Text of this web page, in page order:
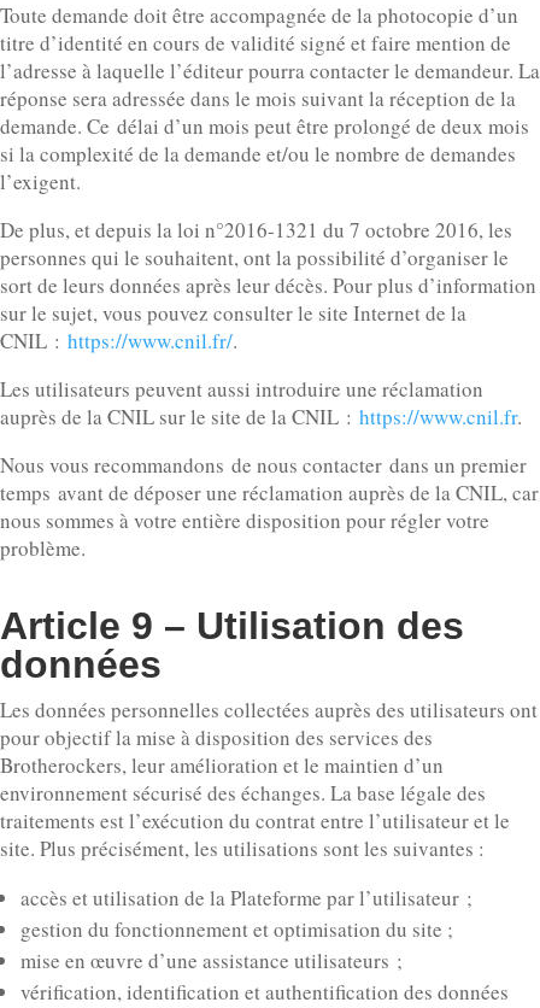
Toute demande doit être accompagnée de la photocopie d’un
titre d’identité en cours de validité signé et faire mention de
l’adresse à laquelle l’éditeur pourra contacter le demandeur. La
réponse sera adressée dans le mois suivant la réception de la
demande. Ce délai d’un mois peut être prolongé de deux mois
si la complexité de la demande et/ou le nombre de demandes
l’exigent.
De plus, et depuis la loi n°2016-1321 du 7 octobre 2016, les
personnes qui le souhaitent, ont la possibilité d’organiser le
sort de leurs données après leur décès. Pour plus d’information
sur le sujet, vous pouvez consulter le site Internet de la
CNIL : https://www.cnil.fr/.
Les utilisateurs peuvent aussi introduire une réclamation
auprès de la CNIL sur le site de la CNIL : https://www.cnil.fr.
Nous vous recommandons de nous contacter dans un premier
temps avant de déposer une réclamation auprès de la CNIL, car
nous sommes à votre entière disposition pour régler votre
problème.
Article 9 – Utilisation des
données
Les données personnelles collectées auprès des utilisateurs ont
pour objectif la mise à disposition des services des
Brotherockers, leur amélioration et le maintien d’un
environnement sécurisé des échanges. La base légale des
traitements est l’exécution du contrat entre l’utilisateur et le
site. Plus précisément, les utilisations sont les suivantes :
accès et utilisation de la Plateforme par l’utilisateur ;
gestion du fonctionnement et optimisation du site ;
mise en œuvre d’une assistance utilisateurs ;
vérification, identification et authentification des données